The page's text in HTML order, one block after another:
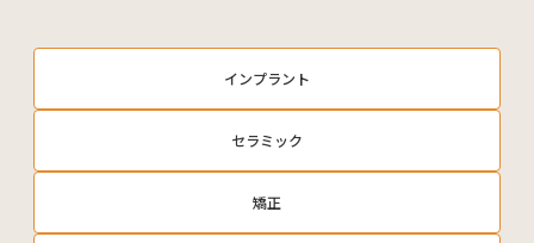
03-5431-5527
Web予約
インプラント
セラミック
矯正